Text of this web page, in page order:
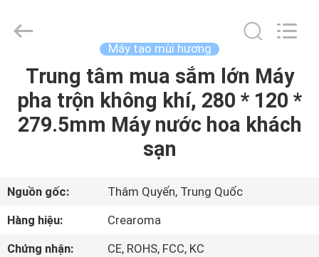
TRANG
CHỦ
PHẨM
VIDEO
Water
Meter
Developed
Máy tạo mùi hương
Trung tâm mua sắm lớn Máy
pha trộn không khí, 280 * 120 *
279.5mm Máy nước hoa khách
sạn
Nguồn gốc:
Thâm Quyến, Trung Quốc
Hàng hiệu:
Crearoma
Chứng nhận:
CE, ROHS, FCC, KC